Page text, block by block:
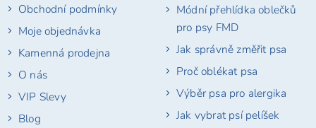
Obchodní podmínky
Moje objednávka
Kamenná prodejna
O nás
VIP Slevy
Blog
Módní přehlídka oblečků
pro psy FMD
Jak správně změřit psa
Proč oblékat psa
Výběr psa pro alergika
Jak vybrat psí pelíšek